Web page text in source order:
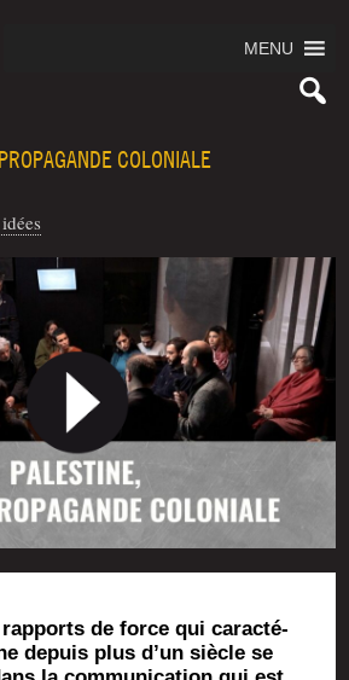
MENU
COLONIALE
rap­ports de force qui carac­té­
depuis plus d’un siècle se